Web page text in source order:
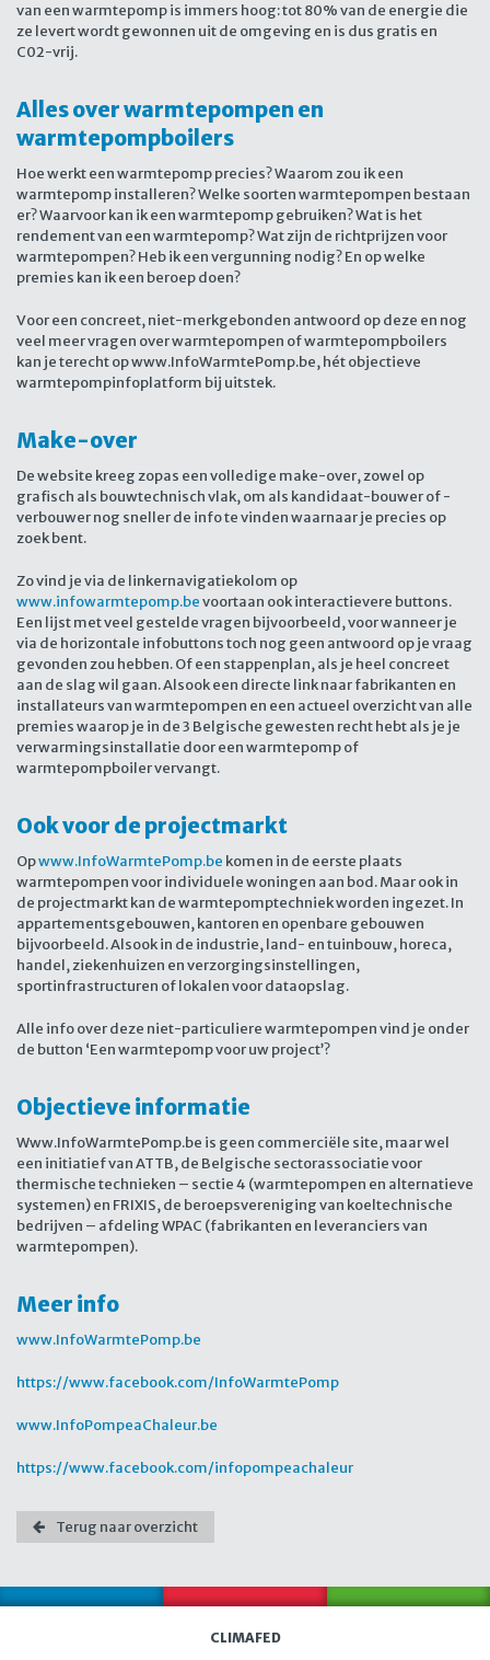
van een warmtepomp is immers hoog: tot 80% van de energie die
ze levert wordt gewonnen uit de omgeving en is dus gratis en
C02-vrij.
Alles over warmtepompen en
warmtepompboilers
Hoe werkt een warmtepomp precies? Waarom zou ik een
warmtepomp installeren? Welke soorten warmtepompen bestaan
er? Waarvoor kan ik een warmtepomp gebruiken? Wat is het
rendement van een warmtepomp? Wat zijn de richtprijzen voor
warmtepompen? Heb ik een vergunning nodig? En op welke
premies kan ik een beroep doen?
Voor een concreet, niet-merkgebonden antwoord op deze en nog
veel meer vragen over warmtepompen of warmtepompboilers
kan je terecht op www.InfoWarmtePomp.be, hét objectieve
warmtepompinfoplatform bij uitstek.
Make-over
De website kreeg zopas een volledige make-over, zowel op
grafisch als bouwtechnisch vlak, om als kandidaat-bouwer of -
verbouwer nog sneller de info te vinden waarnaar je precies op
zoek bent.
Zo vind je via de linkernavigatiekolom op
www.infowarmtepomp.bevoortaan ook interactievere buttons.
Een lijst met veel gestelde vragen bijvoorbeeld, voor wanneer je
via de horizontale infobuttons toch nog geen antwoord op je vraag
gevonden zou hebben. Of een stappenplan, als je heel concreet
aan de slag wil gaan. Alsook een directe link naar fabrikanten en
installateurs van warmtepompen en een actueel overzicht van alle
premies waarop je in de 3 Belgische gewesten recht hebt als je je
verwarmingsinstallatie door een warmtepomp of
warmtepompboiler vervangt.
Ook voor de projectmarkt
Opwww.InfoWarmtePomp.be komen in de eerste plaats
warmtepompen voor individuele woningen aan bod. Maar ook in
de projectmarkt kan de warmtepomptechniek worden ingezet. In
appartementsgebouwen, kantoren en openbare gebouwen
bijvoorbeeld. Alsook in de industrie, land- en tuinbouw, horeca,
handel, ziekenhuizen en verzorgingsinstellingen,
sportinfrastructuren of lokalen voor dataopslag.
Alle info over deze niet-particuliere warmtepompen vind je onder
de button ‘Een warmtepomp voor uw project’?
Objectieve informatie
Www.InfoWarmtePomp.be is geen commerciële site, maar wel
een initiatief van ATTB, de Belgische sectorassociatie voor
thermische technieken – sectie 4 (warmtepompen en alternatieve
systemen) en FRIXIS, de beroepsvereniging van koeltechnische
bedrijven – afdeling WPAC (fabrikanten en leveranciers van
warmtepompen).
Meer info
www.InfoWarmtePomp.be
https://www.facebook.com/InfoWarmtePomp
www.InfoPompeaChaleur.be
https://www.facebook.com/infopompeachaleur
Terug naar overzicht
CLIMAFED